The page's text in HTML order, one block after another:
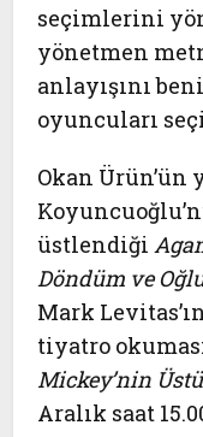
seçimlerini
yönetmen
anlayışını
oyuncuları
Okan
üstlendiği
Döndüm ve
Mark
tiyatro
Mickey’nin
Aralık saat